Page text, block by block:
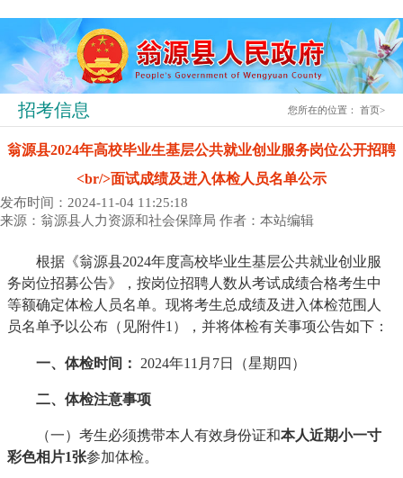
招考信息 您所在的位置：首页>
翁源县2024年高校毕业生基层公共就业创业服务岗位公开招聘
<br/>面试成绩及进入体检人员名单公示
发布时间：2024-11-04 11:25:18
来源：翁源县人力资源和社会保障局 作者：本站编辑
根据《翁源县2024年度高校毕业生基层公共就业创业服
务岗位招募公告》，按岗位招聘人数从考试成绩合格考生中
等额确定体检人员名单。现将考生总成绩及进入体检范围人
员名单予以公布（见附件1），并将体检有关事项公告如下：
一、体检时间： 2024年11月7日（星期四）
二、体检注意事项
（一）考生必须携带本人有效身份证和本人近期小一寸
彩色相片1张参加体检。